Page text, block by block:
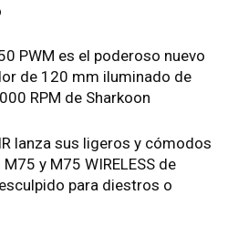
PWM es el poderoso nuevo
de 120 mm iluminado de
RPM de Sharkoon
lanza sus ligeros y cómodos
y M75 WIRELESS de
para diestros o